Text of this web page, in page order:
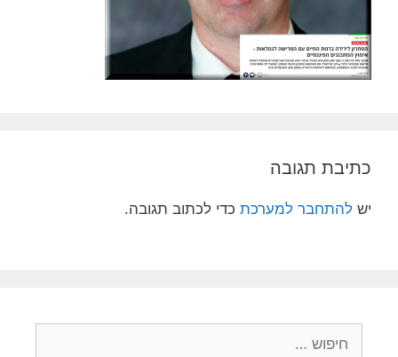
כתיבת תגובה
יש להתחבר למערכת כדי לכתוב תגובה.